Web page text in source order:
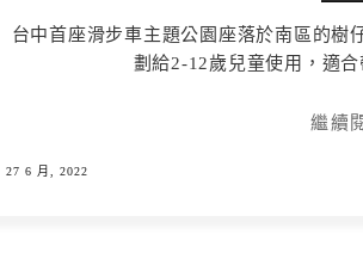
台中首座滑步車主題公園座落於南區的樹
劃給2-12歲兒童使用，適
繼續
27 6 月, 2022